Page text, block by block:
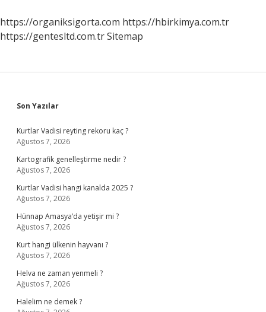
https://organiksigorta.com https://hbirkimya.com.tr
https://gentesltd.com.trSitemap
Sidebar
Son Yazılar
Kurtlar Vadisi reyting rekoru kaç ?
Ağustos 7, 2026
Kartografik genelleştirme nedir ?
Ağustos 7, 2026
Kurtlar Vadisi hangi kanalda 2025 ?
Ağustos 7, 2026
Hünnap Amasya’da yetişir mi ?
Ağustos 7, 2026
Kurt hangi ülkenin hayvanı ?
Ağustos 7, 2026
Helva ne zaman yenmeli ?
Ağustos 7, 2026
Halelim ne demek ?